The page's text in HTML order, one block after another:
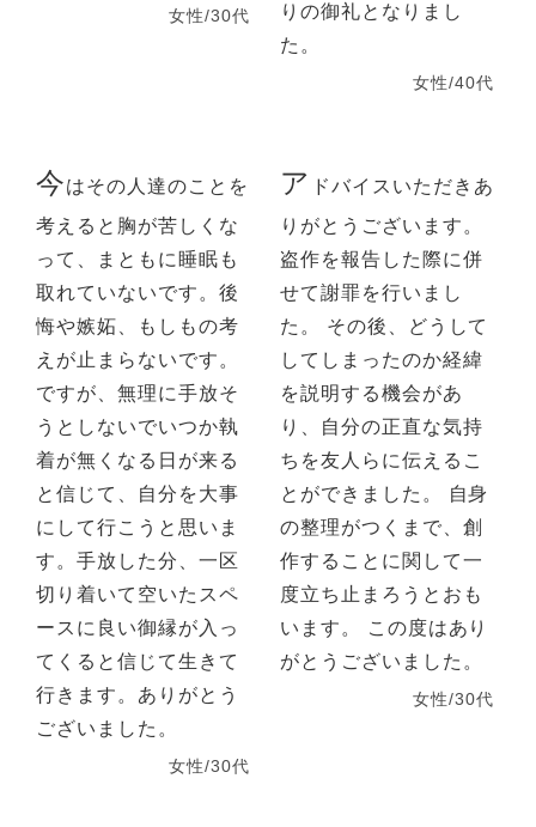
女性/30代
りの御礼となりまし
た。
女性/40代
今はその人達のことを
考えると胸が苦しくな
って、まともに睡眠も
取れていないです。後
悔や嫉妬、もしもの考
えが止まらないです。
ですが、無理に手放そ
うとしないでいつか執
着が無くなる日が来る
と信じて、自分を大事
にして行こうと思いま
す。手放した分、一区
切り着いて空いたスペ
ースに良い御縁が入っ
てくると信じて生きて
行きます。ありがとう
ございました。
女性/30代
ア ドバイスいただきあ
りがとうございます。
盗作を報告した際に併
せて謝罪を行いまし
た。 その後、どうして
してしまったのか経緯
を説明する機会があ
り、自分の正直な気持
ちを友人らに伝えるこ
とができました。 自身
の整理がつくまで、創
作することに関して一
度立ち止まろうとおも
います。 この度はあり
がとうございました。
女性/30代